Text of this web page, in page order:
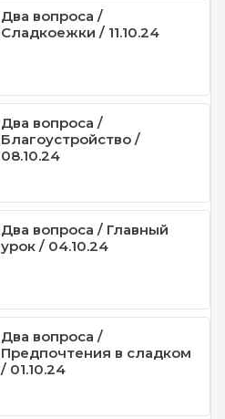
Два вопроса /
Сладкоежки / 11.10.24
Два вопроса /
Благоустройство /
08.10.24
Два вопроса / Главный
урок / 04.10.24
Два вопроса /
Предпочтения в сладком
/ 01.10.24